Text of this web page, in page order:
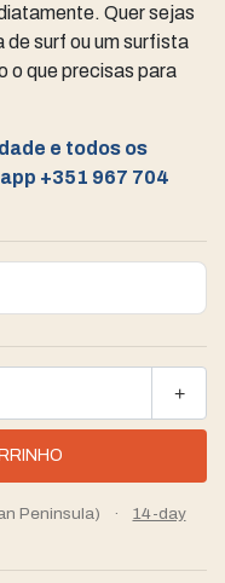
Quer sejas
de surf ou um surfista
o que precisas para
e todos os
+351 967 704
+
Peninsula) ·
14-day